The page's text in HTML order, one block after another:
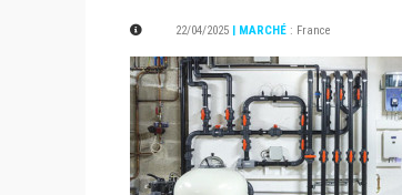
22/04/2025 | MARCHÉ : France